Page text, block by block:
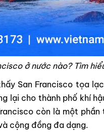
ở nước nào? Tìm
San Francisco tọa
lại cho thành phố khí
còn là một
cộng đồng đa dạng.